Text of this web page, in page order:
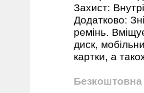
Захист:
Додатково:
ремінь.
диск,
картки, а
Безкоштовна